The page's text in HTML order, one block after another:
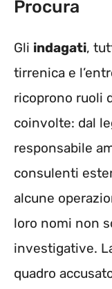
Procura
Gli indagati,
tirrenica e
ricoprono ruoli
coinvolte: dal
responsabile
consulenti
alcune
loro nomi non
investigative.
quadro